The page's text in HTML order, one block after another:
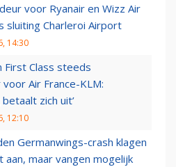
voor Ryanair en Wizz Air
sluiting Charleroi Airport
14:30
First Class steeds
Air France-KLM:
zich uit’
12:10
Germanwings-crash klagen
aan, maar vangen mogelijk